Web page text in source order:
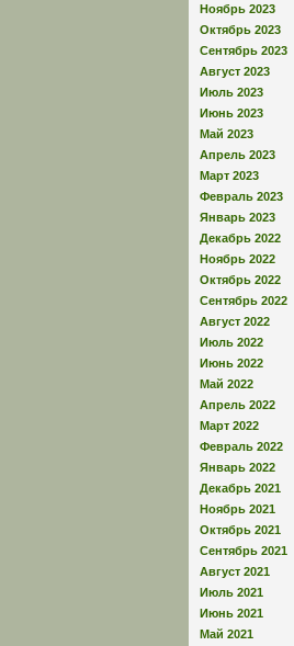
Ноябрь 2023
Октябрь 2023
Сентябрь 2023
Август 2023
Июль 2023
Июнь 2023
Май 2023
Апрель 2023
Март 2023
Февраль 2023
Январь 2023
Декабрь 2022
Ноябрь 2022
Октябрь 2022
Сентябрь 2022
Август 2022
Июль 2022
Июнь 2022
Май 2022
Апрель 2022
Март 2022
Февраль 2022
Январь 2022
Декабрь 2021
Ноябрь 2021
Октябрь 2021
Сентябрь 2021
Август 2021
Июль 2021
Июнь 2021
Май 2021